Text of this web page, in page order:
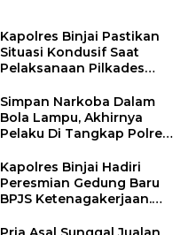
Kapolres Binjai Pastikan
Situasi Kondusif Saat
Pelaksanaan Pilkades
Simpan Narkoba Dalam
Bola Lampu, Akhirnya
Pelaku Di Tangkap Polres
Kapolres Binjai Hadiri
Peresmian Gedung Baru
BPJS Ketenagakerjaan.
Menyeluruh bagi Pekerja”